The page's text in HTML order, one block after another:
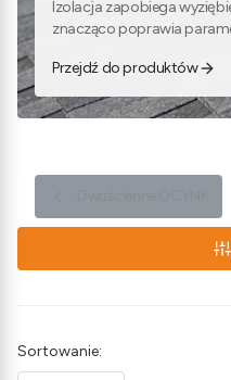
Izolacja zapobiega
znacząco poprawia
Przejdź do produktów
Lista produktów
Sortowanie: